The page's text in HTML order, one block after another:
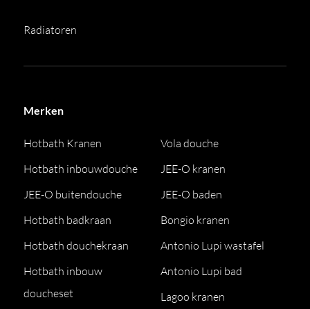
Radiatoren
Merken
Hotbath Kranen
Hotbath inbouwdouche
JEE-O buitendouche
Hotbath badkraan
Hotbath douchekraan
Hotbath inbouw
doucheset
Vola douche
JEE-O kranen
JEE-O baden
Bongio kranen
Antonio Lupi wastafel
Antonio Lupi bad
Lagoo kranen